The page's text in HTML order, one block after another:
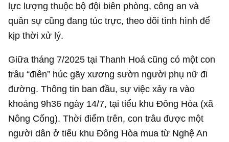
lực lượng thuộc bộ đội biên phòng, công an và
quân sự cũng đang túc trực, theo dõi tình hình để
kịp thời xử lý.
Giữa tháng 7/2025 tại Thanh Hoá cũng có một con
trâu “điên” húc gãy xương sườn người phụ nữ đi
đường. Thông tin ban đầu, sự việc xảy ra vào
khoảng 9h36 ngày 14/7, tại tiểu khu Đông Hòa (xã
Nông Cống). Thời điểm trên, con trâu được một
người dân ở tiểu khu Đông Hòa mua từ Nghệ An